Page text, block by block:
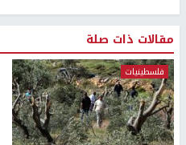
مقالات ذات صلة
فلسطينيات